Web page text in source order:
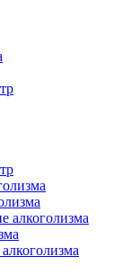
алкоголизма